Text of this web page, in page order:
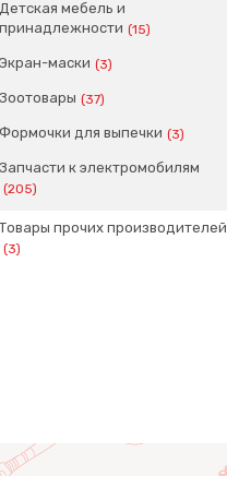
Детская мебель и
принадлежности (15)
Экран-маски (3)
Зоотовары (37)
Формочки для выпечки (3)
Запчасти к электромобилям
(205)
Товары прочих производителей
(3)